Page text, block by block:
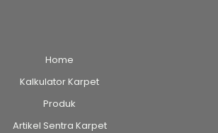
Home
Kalkulator Karpet
Produk
Artikel Sentra Karpet